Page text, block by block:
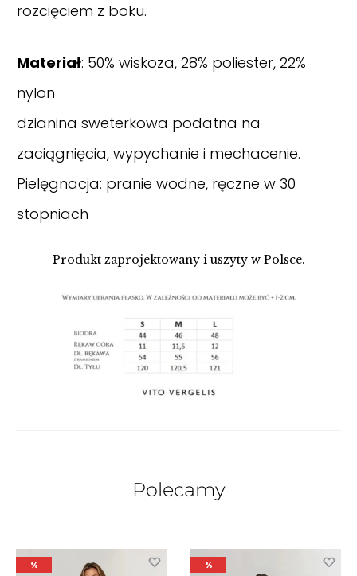
rozcięciem z boku.
Materiał: 50% wiskoza, 28% poliester, 22%
nylon
dzianina sweterkowa podatna na
zaciągnięcia, wypychanie i mechacenie.
Pielęgnacja: pranie wodne, ręczne w 30
stopniach
Produkt zaprojektowany i uszyty w Polsce.
Polecamy
% %